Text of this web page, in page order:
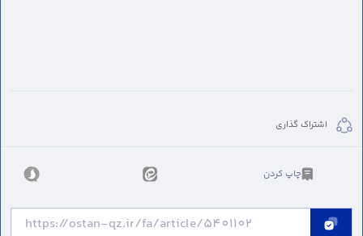
اشتراک گذاری
چاپ کردن